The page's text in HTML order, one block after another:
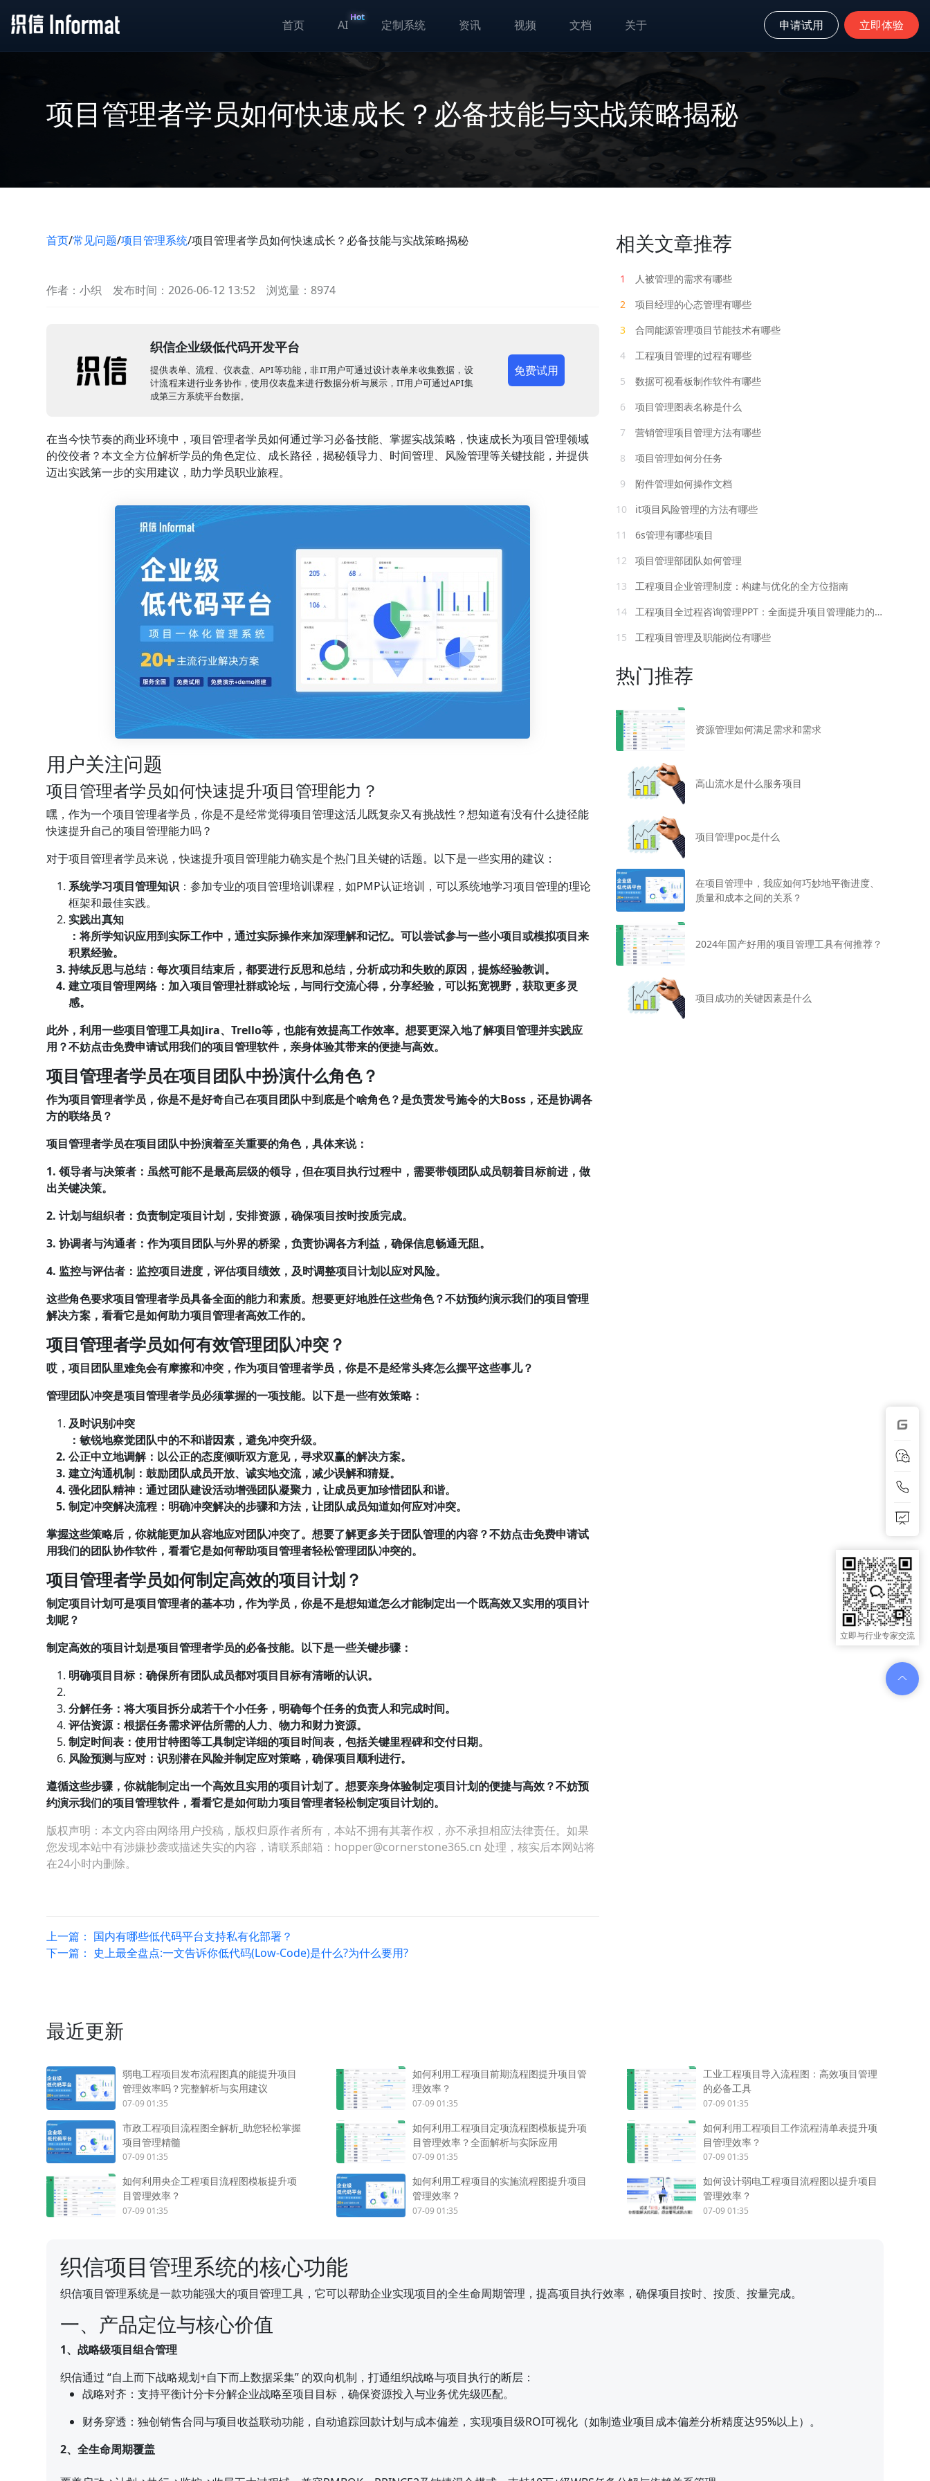
首页 AI
Hot
定制系统 资讯 视频 文档 关于 申请试用 立即体验
项目管理者学员如何快速成长？必备技能与实战策略揭秘
首页/常见问题/项目管理系统/项目管理者学员如何快速成长？必备技能与实战策略揭秘
作者：小织 发布时间：2026-06-12 13:52 浏览量：8974
织信企业级低代码开发平台
提供表单、流程、仪表盘、API等功能，非IT用户可通过设计表单来收集数据，设
计流程来进行业务协作，使用仪表盘来进行数据分析与展示，IT用户可通过API集
成第三方系统平台数据。
免费试用
在当今快节奏的商业环境中，项目管理者学员如何通过学习必备技能、掌握实战策略，快速成长为项目管理领域
的佼佼者？本文全方位解析学员的角色定位、成长路径，揭秘领导力、时间管理、风险管理等关键技能，并提供
迈出实践第一步的实用建议，助力学员职业旅程。
用户关注问题
项目管理者学员如何快速提升项目管理能力？
嘿，作为一个项目管理者学员，你是不是经常觉得项目管理这活儿既复杂又有挑战性？想知道有没有什么捷径能
快速提升自己的项目管理能力吗？
对于项目管理者学员来说，快速提升项目管理能力确实是个热门且关键的话题。以下是一些实用的建议：
系统学习项目管理知识 ：参加专业的项目管理培训课程，如PMP认证培训，可以系统地学习项目管理的理论
框架和最佳实践。
实践出真知
：将所学知识应用到实际工作中，通过实际操作来加深理解和记忆。可以尝试参与一些小项目或模拟项目来
积累经验。
持续反思与总结：每次项目结束后，都要进行反思和总结，分析成功和失败的原因，提炼经验教训。
建立项目管理网络：加入项目管理社群或论坛，与同行交流心得，分享经验，可以拓宽视野，获取更多灵
感。
此外，利用一些项目管理工具如Jira、Trello等，也能有效提高工作效率。想要更深入地了解项目管理并实践应
用？不妨点击免费申请试用我们的项目管理软件，亲身体验其带来的便捷与高效。
项目管理者学员在项目团队中扮演什么角色？
作为项目管理者学员，你是不是好奇自己在项目团队中到底是个啥角色？是负责发号施令的大Boss，还是协调各
方的联络员？
项目管理者学员在项目团队中扮演着至关重要的角色，具体来说：
1. 领导者与决策者 ：虽然可能不是最高层级的领导，但在项目执行过程中，需要带领团队成员朝着目标前进，做
出关键决策。
2. 计划与组织者 ：负责制定项目计划，安排资源，确保项目按时按质完成。
3. 协调者与沟通者 ：作为项目团队与外界的桥梁，负责协调各方利益，确保信息畅通无阻。
4. 监控与评估者 ：监控项目进度，评估项目绩效，及时调整项目计划以应对风险。
这些角色要求项目管理者学员具备全面的能力和素质。想要更好地胜任这些角色？不妨预约演示我们的项目管理
解决方案，看看它是如何助力项目管理者高效工作的。
项目管理者学员如何有效管理团队冲突？
哎，项目团队里难免会有摩擦和冲突，作为项目管理者学员，你是不是经常头疼怎么摆平这些事儿？
管理团队冲突是项目管理者学员必须掌握的一项技能。以下是一些有效策略：
及时识别冲突
：敏锐地察觉团队中的不和谐因素，避免冲突升级。
公正中立地调解：以公正的态度倾听双方意见，寻求双赢的解决方案。
建立沟通机制 ：鼓励团队成员开放、诚实地交流，减少误解和猜疑。
强化团队精神 ：通过团队建设活动增强团队凝聚力，让成员更加珍惜团队和谐。
制定冲突解决流程 ：明确冲突解决的步骤和方法，让团队成员知道如何应对冲突。
掌握这些策略后，你就能更加从容地应对团队冲突了。想要了解更多关于团队管理的内容？不妨点击免费申请试
用我们的团队协作软件，看看它是如何帮助项目管理者轻松管理团队冲突的。
项目管理者学员如何制定高效的项目计划？
制定项目计划可是项目管理者的基本功，作为学员，你是不是想知道怎么才能制定出一个既高效又实用的项目计
划呢？
制定高效的项目计划是项目管理者学员的必备技能。以下是一些关键步骤：
明确项目目标：确保所有团队成员都对项目目标有清晰的认识。
分解任务 ：将大项目拆分成若干个小任务，明确每个任务的负责人和完成时间。
评估资源：根据任务需求评估所需的人力、物力和财力资源。
制定时间表 ：使用甘特图等工具制定详细的项目时间表，包括关键里程碑和交付日期。
风险预测与应对 ：识别潜在风险并制定应对策略，确保项目顺利进行。
遵循这些步骤，你就能制定出一个高效且实用的项目计划了。想要亲身体验制定项目计划的便捷与高效？不妨预
约演示我们的项目管理软件，看看它是如何助力项目管理者轻松制定项目计划的。
版权声明：本文内容由网络用户投稿，版权归原作者所有，本站不拥有其著作权，亦不承担相应法律责任。如果
您发现本站中有涉嫌抄袭或描述失实的内容，请联系邮箱：hopper@cornerstone365.cn 处理，核实后本网站将
在24小时内删除。
上一篇： 国内有哪些低代码平台支持私有化部署？
下一篇： 史上最全盘点:一文告诉你低代码(Low-Code)是什么?为什么要用?
相关文章推荐
1
人被管理的需求有哪些
2
项目经理的心态管理有哪些
3
合同能源管理项目节能技术有哪些
4
工程项目管理的过程有哪些
5
数据可视看板制作软件有哪些
6
项目管理图表名称是什么
7
营销管理项目管理方法有哪些
8
项目管理如何分任务
9
附件管理如何操作文档
10
it项目风险管理的方法有哪些
11
6s管理有哪些项目
12
项目管理部团队如何管理
13
工程项目企业管理制度：构建与优化的全方位指南
14
工程项目全过程咨询管理PPT：全面提升项目管理能力的必备工具
15
工程项目管理及职能岗位有哪些
热门推荐
资源管理如何满足需求和需求
高山流水是什么服务项目
项目管理poc是什么
在项目管理中，我应如何巧妙地平衡进度、
质量和成本之间的关系？
2024年国产好用的项目管理工具有何推荐？
项目成功的关键因素是什么
最近更新
弱电工程项目发布流程图真的能提升项目
管理效率吗？完整解析与实用建议
07-09 01:35
如何利用工程项目前期流程图提升项目管
理效率？
07-09 01:35
工业工程项目导入流程图：高效项目管理
的必备工具
07-09 01:35
市政工程项目流程图全解析_助您轻松掌握
项目管理精髓
07-09 01:35
如何利用工程项目定项流程图模板提升项
目管理效率？全面解析与实际应用
07-09 01:35
如何利用工程项目工作流程清单表提升项
目管理效率？
07-09 01:35
如何利用央企工程项目流程图模板提升项
目管理效率？
07-09 01:35
如何利用工程项目的实施流程图提升项目
管理效率？
07-09 01:35
如何设计弱电工程项目流程图以提升项目
管理效率？
07-09 01:35
织信项目管理系统的核心功能
织信项目管理系统是一款功能强大的项目管理工具，它可以帮助企业实现项目的全生命周期管理，提高项目执行效率，确保项目按时、按质、按量完成。
一、产品定位与核心价值
1、战略级项目组合管理
织信通过 “自上而下战略规划+自下而上数据采集” 的双向机制，打通组织战略与项目执行的断层：
战略对齐：支持平衡计分卡分解企业战略至项目目标，确保资源投入与业务优先级匹配。
财务穿透：独创销售合同与项目收益联动功能，自动追踪回款计划与成本偏差，实现项目级ROI可视化（如制造业项目成本偏差分析精度达95%以上）。
2、全生命周期覆盖
立即与行业专家交流